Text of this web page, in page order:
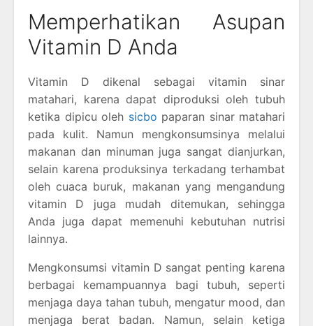
Memperhatikan Asupan
Vitamin D Anda
Vitamin D dikenal sebagai vitamin sinar
matahari, karena dapat diproduksi oleh tubuh
ketika dipicu oleh sicbo paparan sinar matahari
pada kulit. Namun mengkonsumsinya melalui
makanan dan minuman juga sangat dianjurkan,
selain karena produksinya terkadang terhambat
oleh cuaca buruk, makanan yang mengandung
vitamin D juga mudah ditemukan, sehingga
Anda juga dapat memenuhi kebutuhan nutrisi
lainnya.
Mengkonsumsi vitamin D sangat penting karena
berbagai kemampuannya bagi tubuh, seperti
menjaga daya tahan tubuh, mengatur mood, dan
menjaga berat badan. Namun, selain ketiga